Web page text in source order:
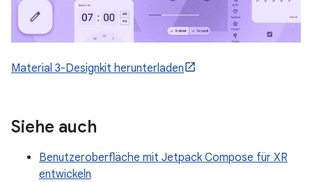
Material 3-Designkit herunterladen
Siehe auch
Benutzeroberfläche mit Jetpack Compose für XR
entwickeln